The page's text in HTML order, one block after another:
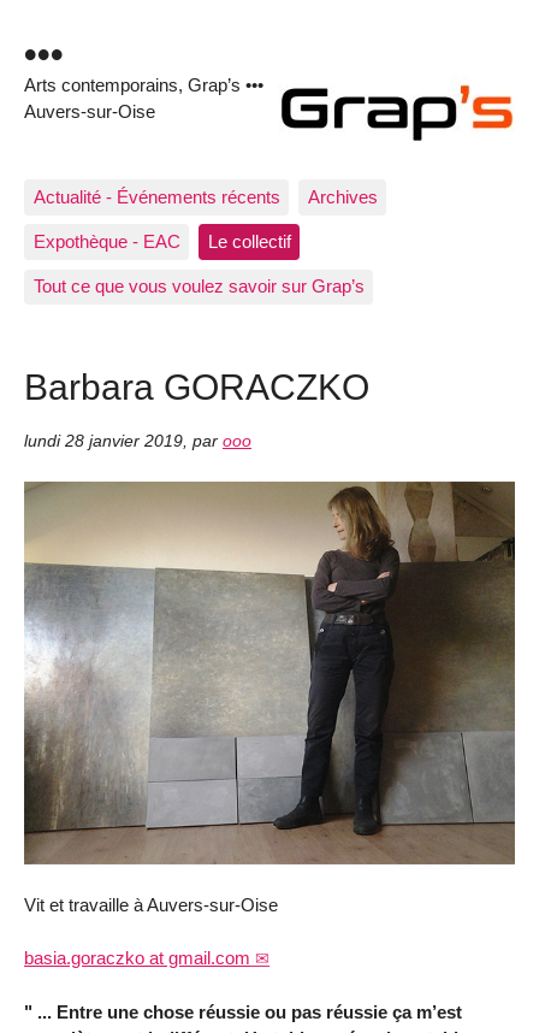
•••
Arts contemporains, Grap’s •••
Auvers-sur-Oise
Actualité - Événements récents Archives
Expothèque - EAC Le collectif
Tout ce que vous voulez savoir sur Grap’s
Barbara GORACZKO
lundi 28 janvier 2019 par ooo
Vit et travaille à Auvers-sur-Oise
basia.goraczko at gmail.com
" ... Entre une chose réussie ou pas réussie ça m’est